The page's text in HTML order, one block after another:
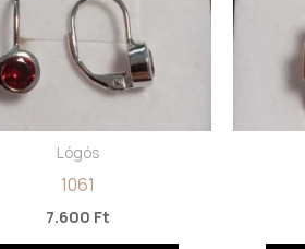
Lógós
1061
7.600 Ft